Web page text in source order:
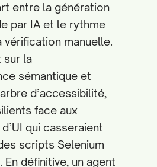
entre la génération
par IA et le rythme
vérification manuelle.
sur la
sémantique et
d’accessibilité,
face aux
qui casseraient
scripts Selenium
En définitive, un agent